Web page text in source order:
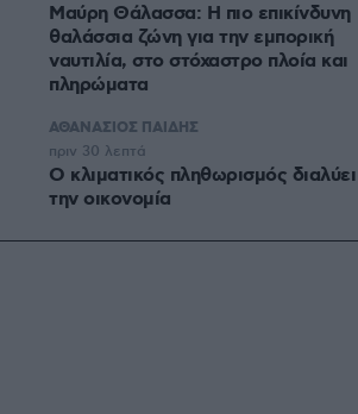
Μαύρη Θάλασσα: Η πιο επικίνδυνη
θαλάσσια ζώνη για την εμπορική
ναυτιλία, στο στόχαστρο πλοία και
πληρώματα
ΑΘΑΝΑΣΙΟΣ ΠΑΙΔΗΣ
Ο κλιματικός πληθωρισμός διαλύει
την οικονομία
πριν 30 λεπτά